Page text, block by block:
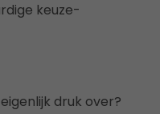
keuze-
druk over?